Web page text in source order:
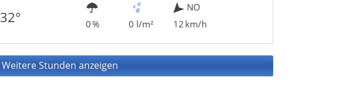
32° 0 % 0 l/m²
NO
12 km/h
Weitere Stunden anzeigen